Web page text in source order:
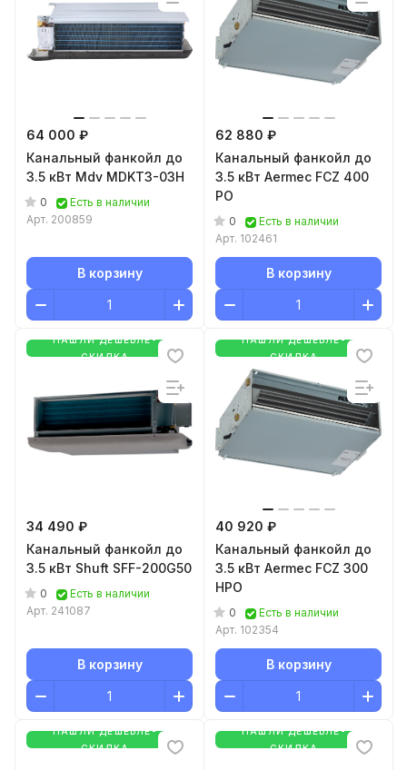
64 000 ₽
Канальный фанкойл до
3.5 кВт Mdv MDKT3-03H
0
Есть в наличии
Арт. 200859
В корзину
62 880 ₽
Канальный фанкойл до
3.5 кВт Aermec FCZ 400
PO
0
Есть в наличии
Арт. 102461
В корзину
НАШЛИ ДЕШЕВЛЕ-
СКИДКА
34 490 ₽
Канальный фанкойл до
3.5 кВт Shuft SFF-200G50
0
Есть в наличии
Арт. 241087
В корзину
НАШЛИ ДЕШЕВЛЕ-
СКИДКА
40 920 ₽
Канальный фанкойл до
3.5 кВт Aermec FCZ 300
HPO
0
Есть в наличии
Арт. 102354
В корзину
НАШЛИ ДЕШЕВЛЕ-
СКИДКА
НАШЛИ ДЕШЕВЛЕ-
СКИДКА